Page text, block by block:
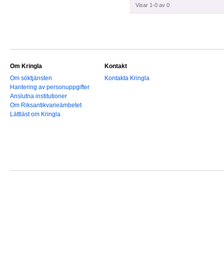
Visar 1-0 av 0
Om Kringla
Om söktjänsten
Hantering av personuppgifter
Anslutna institutioner
Om Riksantikvarieämbetet
Lättläst om Kringla
Kontakt
Kontakta Kringla